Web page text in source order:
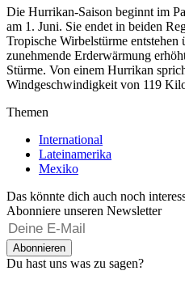
Die Hurrikan-Saison beginnt im
am 1. Juni. Sie endet in beiden
Tropische Wirbelstürme
zunehmende Erderwärmung
Stürme. Von einem Hurrikan
Windgeschwindigkeit von 119
Themen
International
Lateinamerika
Mexiko
Das könnte dich auch noch
Abonniere unseren Newsletter
Abonnieren
Du hast uns was zu sagen?